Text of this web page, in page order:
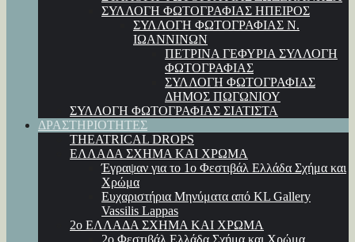
ΣΥΛΛΟΓΗ ΦΩΤΟΓΡΑΦΙΑΣ ΗΠΕΙΡΟΣ
ΣΥΛΛΟΓΗ ΦΩΤΟΓΡΑΦΙΑΣ Ν.
ΙΩΑΝΝΙΝΩΝ
ΠΕΤΡΙΝΑ ΓΕΦΥΡΙΑ ΣΥΛΛΟΓΗ
ΦΩΤΟΓΡΑΦΙΑΣ
ΣΥΛΛΟΓΗ ΦΩΤΟΓΡΑΦΙΑΣ
ΔΗΜΟΣ ΠΩΓΩΝΙΟΥ
ΣΥΛΛΟΓΗ ΦΩΤΟΓΡΑΦΙΑΣ ΣΙΑΤΙΣΤΑ
ΔΡΑΣΤΗΡΙΟΤΗΤΕΣ
THEATRICAL DROPS
ΕΛΛΑΔΑ ΣΧΗΜΑ ΚΑΙ ΧΡΩΜΑ
Έγραψαν για το 1ο Φεστιβάλ Ελλάδα Σχήμα και
Χρώμα
Ευχαριστήρια Μηνύματα από KL Gallery
Vassilis Lappas
2ο ΕΛΛΑΔΑ ΣΧΗΜΑ ΚΑΙ ΧΡΩΜΑ
2ο Φεστιβάλ Ελλάδα Σχήμα και Χρώμα